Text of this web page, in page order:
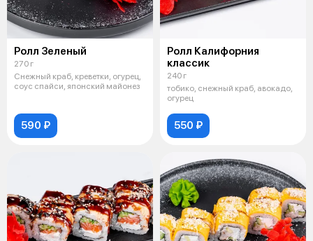
Ролл Зеленый
270 г
Снежный краб, креветки, огурец,
соус спайси, японский майонез
590 ₽
Ролл Калифорния
классик
240 г
тобико, снежный краб, авокадо,
огурец
550 ₽